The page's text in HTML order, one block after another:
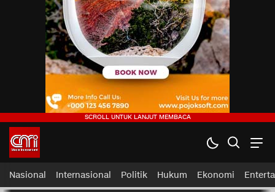
Nasional Internasional Politik Hukum Ekonomi